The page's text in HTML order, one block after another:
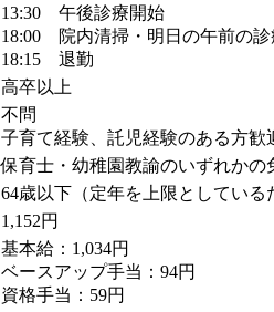
13:30 午後診療開始
18:00 院内清掃・明日の午前の診
18:15 退勤
高卒以上
不問
子育て経験、託児経験のある方歓
保育士・幼稚園教諭のいずれかの
64歳以下（定年を上限としている
1,152円
基本給：1,034円
ベースアップ手当：94円
資格手当：59円